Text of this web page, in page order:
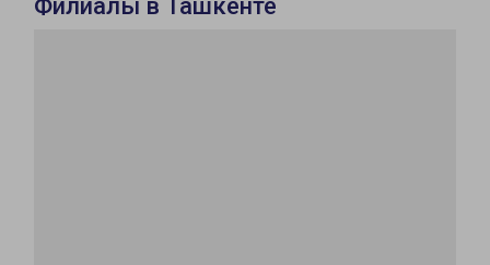
Филиалы в Ташкенте